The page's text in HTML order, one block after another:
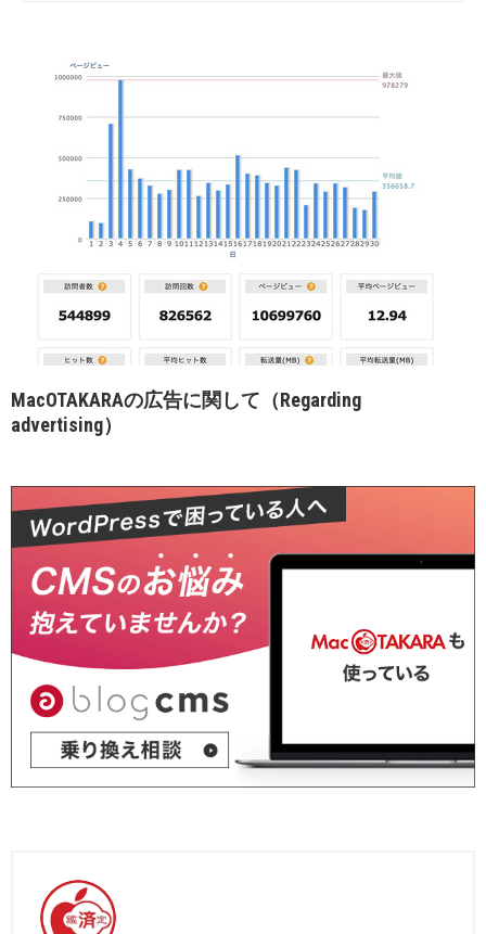
MacOTAKARAの広告に関して（Regarding
advertising）